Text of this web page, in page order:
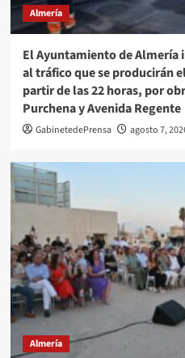
Almería
El Ayuntamiento de Almería
al tráfico que se producirán
partir de las 22 horas, por
Purchena y Avenida Regente
GabinetedePrensa agosto 7,
Almería